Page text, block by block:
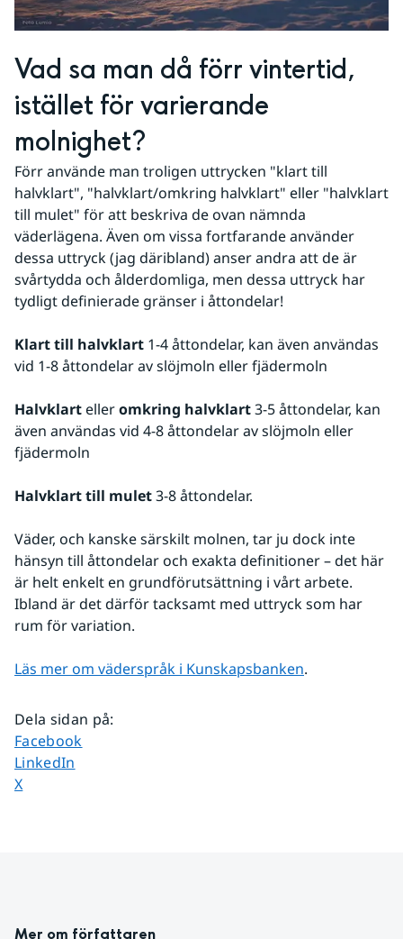
Vad sa man då förr vintertid,
istället för varierande
molnighet?
Förr använde man troligen uttrycken "klart till
halvklart", "halvklart/omkring halvklart" eller "halvklart
till mulet" för att beskriva de ovan nämnda
väderlägena. Även om vissa fortfarande använder
dessa uttryck (jag däribland) anser andra att de är
svårtydda och ålderdomliga, men dessa uttryck har
tydligt definierade gränser i åttondelar!
Klart till halvklart 1-4 åttondelar, kan även användas
vid 1-8 åttondelar av slöjmoln eller fjädermoln
Halvklart eller omkring halvklart 3-5 åttondelar, kan
även användas vid 4-8 åttondelar av slöjmoln eller
fjädermoln
Halvklart till mulet 3-8 åttondelar.
Väder, och kanske särskilt molnen, tar ju dock inte
hänsyn till åttondelar och exakta definitioner – det här
är helt enkelt en grundförutsättning i vårt arbete.
Ibland är det därför tacksamt med uttryck som har
rum för variation.
Läs mer om väderspråk i Kunskapsbanken.
Dela sidan på:
Dela sidan på
Facebook
Dela sidan på
LinkedIn
Dela sidan på
X
Mer om författaren